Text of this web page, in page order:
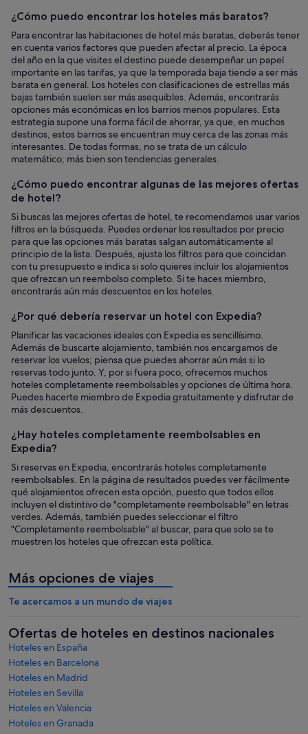
¿Cómo puedo encontrar los hoteles más baratos?
Para encontrar las habitaciones de hotel más baratas, deberás tener
en cuenta varios factores que pueden afectar al precio. La época
del año en la que visites el destino puede desempeñar un papel
importante en las tarifas, ya que la temporada baja tiende a ser más
barata en general. Los hoteles con clasificaciones de estrellas más
bajas también suelen ser más asequibles. Además, encontrarás
opciones más económicas en los barrios menos populares. Esta
estrategia supone una forma fácil de ahorrar, ya que, en muchos
destinos, estos barrios se encuentran muy cerca de las zonas más
interesantes. De todas formas, no se trata de un cálculo
matemático; más bien son tendencias generales.
¿Cómo puedo encontrar algunas de las mejores ofertas
de hotel?
Si buscas las mejores ofertas de hotel, te recomendamos usar varios
filtros en la búsqueda. Puedes ordenar los resultados por precio
para que las opciones más baratas salgan automáticamente al
principio de la lista. Después, ajusta los filtros para que coincidan
con tu presupuesto e indica si solo quieres incluir los alojamientos
que ofrezcan un reembolso completo. Si te haces miembro,
encontrarás aún más descuentos en los hoteles.
¿Por qué debería reservar un hotel con Expedia?
Planificar las vacaciones ideales con Expedia es sencillísimo.
Además de buscarte alojamiento, también nos encargamos de
reservar los vuelos; piensa que puedes ahorrar aún más si lo
reservas todo junto. Y, por si fuera poco, ofrecemos muchos
hoteles completamente reembolsables y opciones de última hora.
Puedes hacerte miembro de Expedia gratuitamente y disfrutar de
más descuentos.
¿Hay hoteles completamente reembolsables en
Expedia?
Si reservas en Expedia, encontrarás hoteles completamente
reembolsables. En la página de resultados puedes ver fácilmente
qué alojamientos ofrecen esta opción, puesto que todos ellos
incluyen el distintivo de "completamente reembolsable" en letras
verdes. Además, también puedes seleccionar el filtro
"Completamente reembolsable" al buscar, para que solo se te
muestren los hoteles que ofrezcan esta política.
Más opciones de viajes
Te acercamos a un mundo de viajes
Ofertas de hoteles en destinos nacionales
Hoteles en España
Hoteles en Barcelona
Hoteles en Madrid
Hoteles en Sevilla
Hoteles en Valencia
Hoteles en Granada